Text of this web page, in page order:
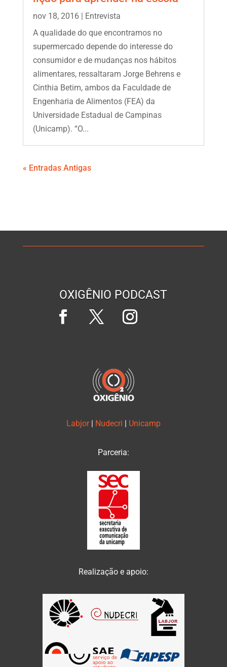
nov 18, 2016| Entrevista
A qualidade do que encontramos no
supermercado depende do interesse do
consumidor e de mudanças nos hábitos
alimentares, ressaltaram Jorge Behrens e
Cinthia Betim, ambos da Faculdade de
Engenharia de Alimentos (FEA) da
Universidade Estadual de Campinas
(Unicamp). “O...
« Entradas Antigas
OXIGÊNIO PODCAST
Labjor | Nudecri | Unicamp
Parceria:
Realização e apoio: